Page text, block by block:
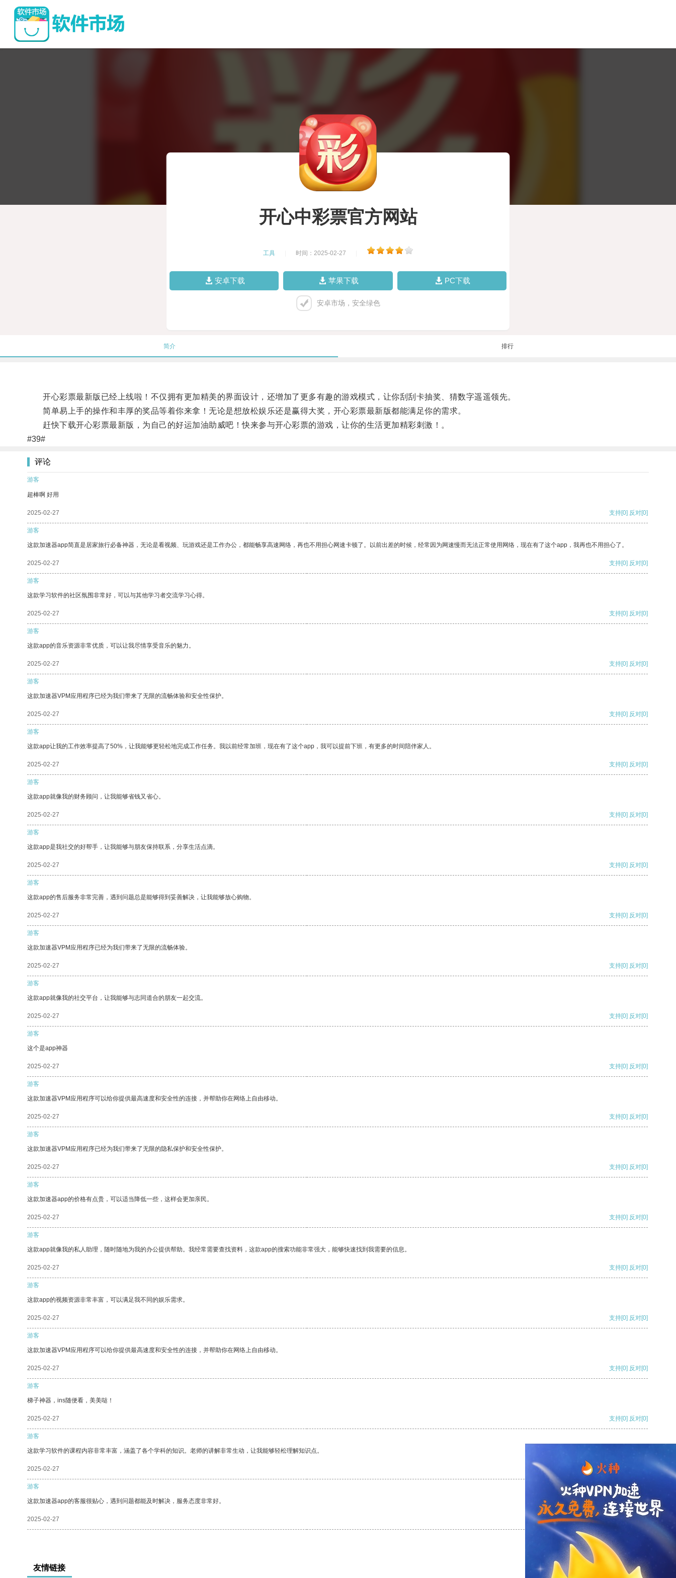
开心中彩票官方网站
工具 时间：2025-02-27
安卓下载 苹果下载 PC下载
安卓市场，安全绿色
简介 排行
开心彩票最新版已经上线啦！不仅拥有更加精美的界面设计，还增加了更多有趣的游戏模式，让你刮刮卡抽奖、猜数字遥遥领先。
简单易上手的操作和丰厚的奖品等着你来拿！无论是想放松娱乐还是赢得大奖，开心彩票最新版都能满足你的需求。
赶快下载开心彩票最新版，为自己的好运加油助威吧！快来参与开心彩票的游戏，让你的生活更加精彩刺激！。
#39#
评论
游客
超棒啊 好用
2025-02-27 支持[0] 反对[0]
游客
这款加速器app简直是居家旅行必备神器，无论是看视频、玩游戏还是工作办公，都能畅享高速网络，再也不用担心网速卡顿了。以前出差的时候，经常因为网速慢而无法正常使用网络，现在有了这个app，我再也不用担心了。
2025-02-27 支持[0] 反对[0]
游客
这款学习软件的社区氛围非常好，可以与其他学习者交流学习心得。
2025-02-27 支持[0] 反对[0]
游客
这款app的音乐资源非常优质，可以让我尽情享受音乐的魅力。
2025-02-27 支持[0] 反对[0]
游客
这款加速器VPM应用程序已经为我们带来了无限的流畅体验和安全性保护。
2025-02-27 支持[0] 反对[0]
游客
这款app让我的工作效率提高了50%，让我能够更轻松地完成工作任务。我以前经常加班，现在有了这个app，我可以提前下班，有更多的时间陪伴家人。
2025-02-27 支持[0] 反对[0]
游客
这款app就像我的财务顾问，让我能够省钱又省心。
2025-02-27 支持[0] 反对[0]
游客
这款app是我社交的好帮手，让我能够与朋友保持联系，分享生活点滴。
2025-02-27 支持[0] 反对[0]
游客
这款app的售后服务非常完善，遇到问题总是能够得到妥善解决，让我能够放心购物。
2025-02-27 支持[0] 反对[0]
游客
这款加速器VPM应用程序已经为我们带来了无限的流畅体验。
2025-02-27 支持[0] 反对[0]
游客
这款app就像我的社交平台，让我能够与志同道合的朋友一起交流。
2025-02-27 支持[0] 反对[0]
游客
这个是app神器
2025-02-27 支持[0] 反对[0]
游客
这款加速器VPM应用程序可以给你提供最高速度和安全性的连接，并帮助你在网络上自由移动。
2025-02-27 支持[0] 反对[0]
游客
这款加速器VPM应用程序已经为我们带来了无限的隐私保护和安全性保护。
2025-02-27 支持[0] 反对[0]
游客
这款加速器app的价格有点贵，可以适当降低一些，这样会更加亲民。
2025-02-27 支持[0] 反对[0]
游客
这款app就像我的私人助理，随时随地为我的办公提供帮助。我经常需要查找资料，这款app的搜索功能非常强大，能够快速找到我需要的信息。
2025-02-27 支持[0] 反对[0]
游客
这款app的视频资源非常丰富，可以满足我不同的娱乐需求。
2025-02-27 支持[0] 反对[0]
游客
这款加速器VPM应用程序可以给你提供最高速度和安全性的连接，并帮助你在网络上自由移动。
2025-02-27 支持[0] 反对[0]
游客
梯子神器，ins随便看，美美哒！
2025-02-27 支持[0] 反对[0]
游客
这款学习软件的课程内容非常丰富，涵盖了各个学科的知识。老师的讲解非常生动，让我能够轻松理解知识点。
2025-02-27 支持
游客
这款加速器app的客服很贴心，遇到问题都能及时解决，服务态度非常好。
2025-02-27 支持 [0] 反对
友情链接